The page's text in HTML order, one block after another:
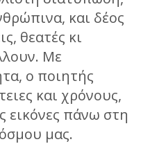
και δέος
θεατές κι
Με
ο ποιητής
και χρόνους,
εικόνες πάνω στη
μας.